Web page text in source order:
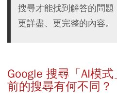
搜尋才能找到解答的問
更詳盡、更完整的內容。
Google 搜尋 「AI模
前的搜尋有何不同？